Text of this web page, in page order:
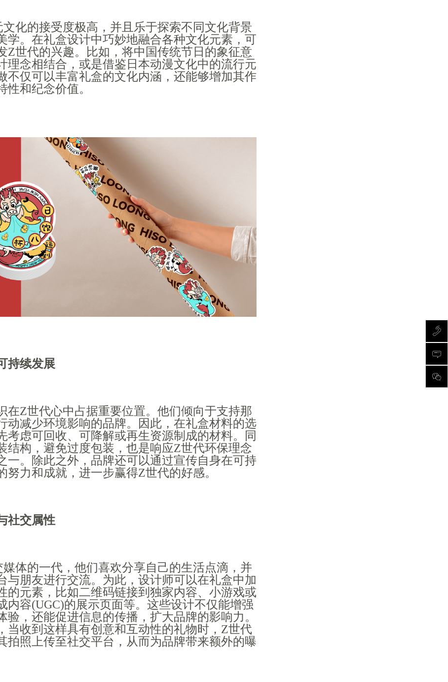
化的接受度极高，并且乐于探索不同文化背景
学。在礼盒设计中巧妙地融合各种文化元素，可
Z世代的兴趣。比如，将中国传统节日的象征意
理念相结合，或是借鉴日本动漫文化中的流行元
不仅可以丰富礼盒的文化内涵，还能够增加其作
性和纪念价值。
持续发展
在Z世代心中占据重要位置。他们倾向于支持那
动减少环境影响的品牌。因此，在礼盒材料的选
考虑可回收、可降解或再生资源制成的材料。同
结构，避免过度包装，也是响应Z世代环保理念
一。除此之外，品牌还可以通过宣传自身在可持
努力和成就，进一步赢得Z世代的好感。
社交属性
体的一代，他们喜欢分享自己的生活点滴，并
与朋友进行交流。为此，设计师可以在礼盒中加
的元素，比如二维码链接到独家内容、小游戏或
内容(UGC)的展示页面等。这些设计不仅能增强
验，还能促进信息的传播，扩大品牌的影响力。
当收到这样具有创意和互动性的礼物时，Z世代
拍照上传至社交平台，从而为品牌带来额外的曝